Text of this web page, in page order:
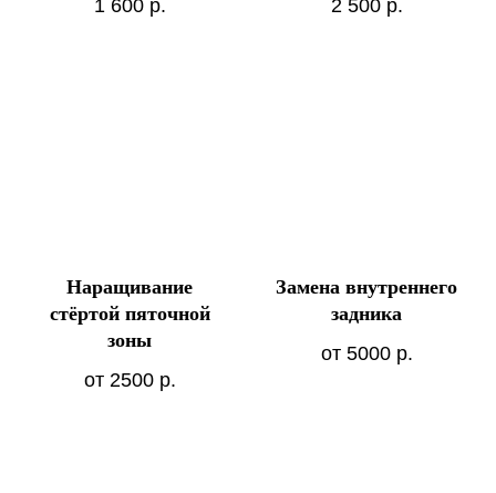
1 600 р.
2 500 р.
Наращивание
стёртой пяточной
зоны
от 2500 р.
Замена внутреннего
задника
от 5000 р.